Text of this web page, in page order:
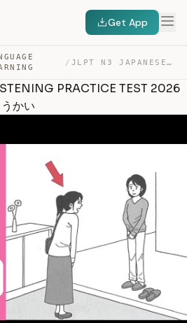
Get App
/ JLPT N3 JAPANESE LISTENING PRACTICE TEST 2026 WITH ANSW… — TRANSCRIPT
PRACTICE TEST 2026
かい